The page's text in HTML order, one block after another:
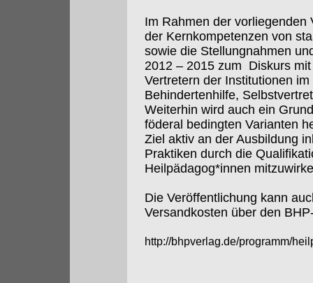
Im Rahmen der
der Kernkompetenzen von
sowie die Stellungnahmen
2012 – 2015 zum Diskurs
Vertretern der Institutionen
Behindertenhilfe,
Weiterhin wird auch ein
föderal bedingten Varianten
Ziel aktiv an der Ausbildung
Praktiken durch die
Heilpädagog*innen
Die Veröffentlichung kann
Versandkosten über den
http://bhpverlag.de/programm/